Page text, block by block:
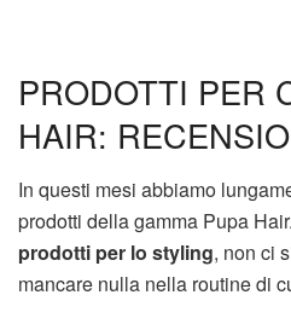
PRODOTTI PER
HAIR:
In questi mesi abbiamo
prodotti della gamma Pupa
prodotti per lo styling, non ci
mancare nulla nella routine di